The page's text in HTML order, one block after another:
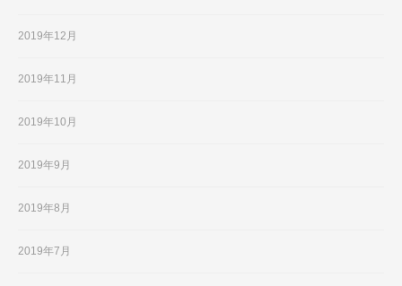
2019年12月
2019年11月
2019年10月
2019年9月
2019年8月
2019年7月